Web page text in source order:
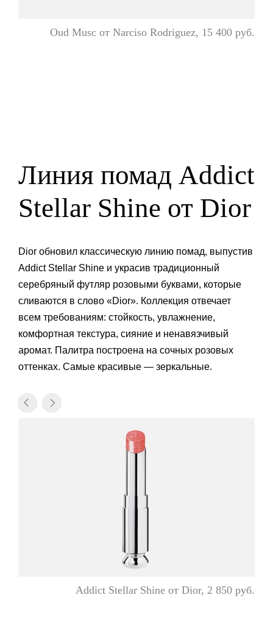
Oud Musc от Narciso Rodriguez, 15 400 руб.
Линия помад Addict
Stellar Shine от Dior
Dior обновил классическую линию помад, выпустив
Addict Stellar Shine и украсив традиционный
серебряный футляр розовыми буквами, которые
сливаются в слово «Dior». Коллекция отвечает
всем требованиям: стойкость, увлажнение,
комфортная текстура, сияние и ненавязчивый
аромат. Палитра построена на сочных розовых
оттенках. Самые красивые — зеркальные.
Addict Stellar Shine от Dior, 2 850 руб.